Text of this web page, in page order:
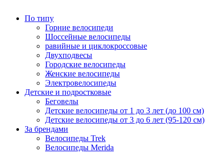
По типу
Горние велосипеди
Шоссейные велосипеды
равийные и циклокроссовые
Двухподвесы
Городские велосипеды
Женские велосипеды
Электровелосипеды
Детские и подростковые
Беговелы
Детские велосипеды от 1 до 3 лет (до 100 см)
Детские велосипеды от 3 до 6 лет (95-120 см)
За брендами
Велосипеды Trek
Велосипеды Merida